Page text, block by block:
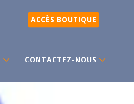
ACCÈS BOUTIQUE
CONTACTEZ-NOUS